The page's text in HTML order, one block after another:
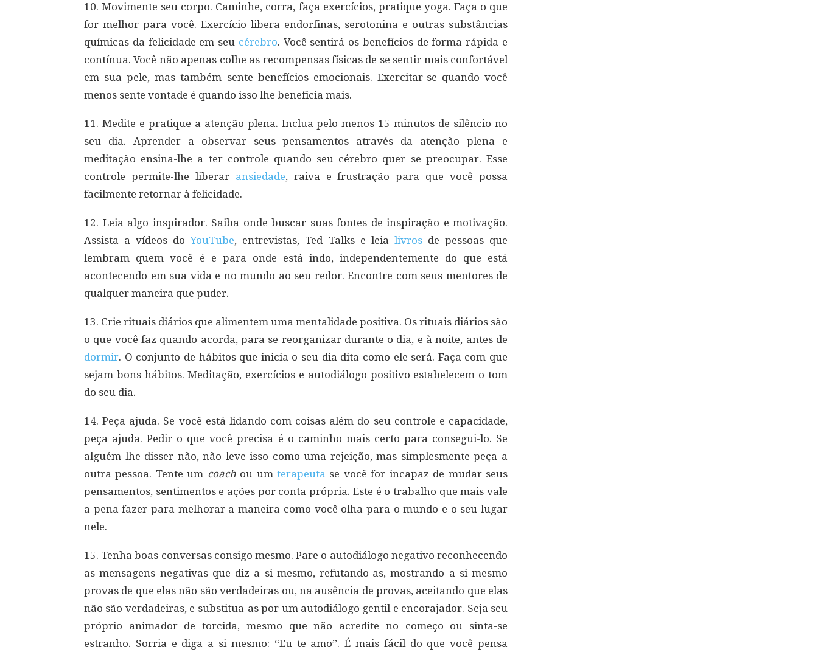
10. Movimente seu corpo. Caminhe, corra, faça exercícios, pratique yoga. Faça o que
for melhor para você. Exercício libera endorfinas, serotonina e outras substâncias
químicas da felicidade em seu cérebro. Você sentirá os benefícios de forma rápida e
contínua. Você não apenas colhe as recompensas físicas de se sentir mais confortável
em sua pele, mas também sente benefícios emocionais. Exercitar-se quando você
menos sente vontade é quando isso lhe beneficia mais.
11. Medite e pratique a atenção plena. Inclua pelo menos 15 minutos de silêncio no
seu dia. Aprender a observar seus pensamentos através da atenção plena e
meditação ensina-lhe a ter controle quando seu cérebro quer se preocupar. Esse
controle permite-lhe liberar ansiedade, raiva e frustração para que você possa
facilmente retornar à felicidade.
12. Leia algo inspirador. Saiba onde buscar suas fontes de inspiração e motivação.
Assista a vídeos doYouTube, entrevistas, Ted Talks e leia livrosde pessoas que
lembram quem você é e para onde está indo, independentemente do que está
acontecendo em sua vida e no mundo ao seu redor. Encontre com seus mentores de
qualquer maneira que puder.
13. Crie rituais diários que alimentem uma mentalidade positiva. Os rituais diários são
o que você faz quando acorda, para se reorganizar durante o dia, e à noite, antes de
dormir. O conjunto de hábitos que inicia o seu dia dita como ele será. Faça com que
sejam bons hábitos. Meditação, exercícios e autodiálogo positivo estabelecem o tom
do seu dia.
14. Peça ajuda. Se você está lidando com coisas além do seu controle e capacidade,
peça ajuda. Pedir o que você precisa é o caminho mais certo para consegui-lo. Se
alguém lhe disser não, não leve isso como uma rejeição, mas simplesmente peça a
outra pessoa. Tente um coachou umterapeuta se você for incapaz de mudar seus
pensamentos, sentimentos e ações por conta própria. Este é o trabalho que mais vale
a pena fazer para melhorar a maneira como você olha para o mundo e o seu lugar
nele.
15. Tenha boas conversas consigo mesmo. Pare o autodiálogo negativo reconhecendo
as mensagens negativas que diz a si mesmo, refutando-as, mostrando a si mesmo
provas de que elas não são verdadeiras ou, na ausência de provas, aceitando que elas
não são verdadeiras, e substitua-as por um autodiálogo gentil e encorajador. Seja seu
próprio animador de torcida, mesmo que não acredite no começo ou sinta-se
estranho. Sorria e diga a si mesmo: “Eu te amo”. É mais fácil do que você pensa